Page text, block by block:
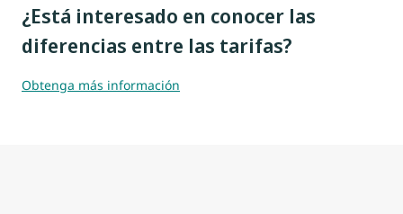
¿Está interesado en conocer las
diferencias entre las tarifas?
Obtenga más información